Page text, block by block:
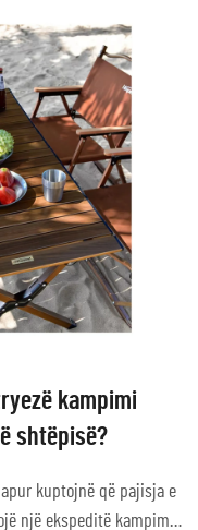
kampimi
shtëpisë?
kuptojnë që pajisja e
një ekspeditë kampimi